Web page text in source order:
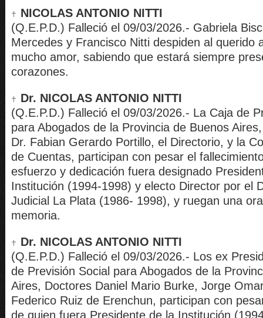
NICOLAS ANTONIO NITTI
(Q.E.P.D.) Falleció el 09/03/2026.- Gabriela
Mercedes y Francisco Nitti despiden al querido
mucho amor, sabiendo que estará siempre
corazones.
Dr. NICOLAS ANTONIO NITTI
(Q.E.P.D.) Falleció el 09/03/2026.- La Caja de
para Abogados de la Provincia de Buenos
Dr. Fabian Gerardo Portillo, el Directorio, y la
de Cuentas, participan con pesar el
esfuerzo y dedicación fuera designado
Institución (1994-1998) y electo Director por el
Judicial La Plata (1986- 1998), y ruegan una
memoria.
Dr. NICOLAS ANTONIO NITTI
(Q.E.P.D.) Falleció el 09/03/2026.- Los ex
de Previsión Social para Abogados de la
Aires, Doctores Daniel Mario Burke, Jorge
Federico Ruiz de Erenchun, participan con
de quien fuera Presidente de la Institución